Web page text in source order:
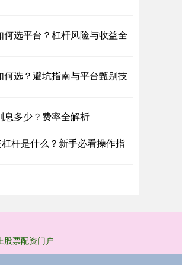
何选平台？杠杆风险与收益全
何选？避坑指南与平台甄别技
息多少？费率全解析
杆是什么？新手必看操作指
股票配资门户